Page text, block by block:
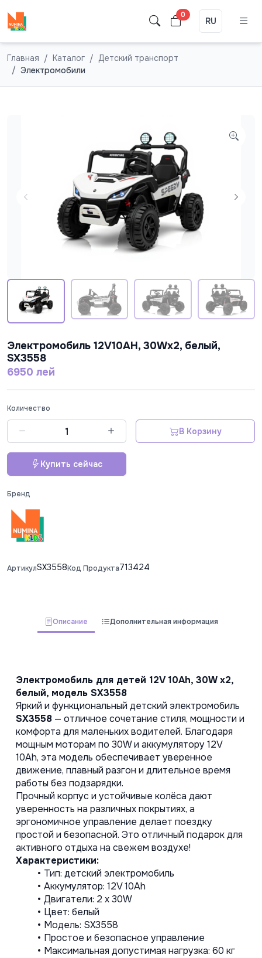
0
RU
Главная Каталог
Детский транспорт
Электромобили
Электромобиль 12V10AH, 30Wx2, белый,
SX3558
6950 лей
Количество
В Корзину
Купить сейчас
Бренд
АртикулSX3558Код Продукта713424
Описание Дополнительная информация
Электромобиль для детей 12V 10Ah, 30W x2,
белый, модель SX3558
SX3558 — отличное сочетание стиля, мощности и
комфорта для маленьких водителей. Благодаря
мощным моторам по 30W и аккумулятору 12V
10Ah, эта модель обеспечивает уверенное
движение, плавный разгон и длительное время
работы без подзарядки.
Прочный корпус и устойчивые колёса дают
уверенность на различных покрытиях, а
эргономичное управление делает поездку
простой и безопасной. Это отличный подарок для
активного отдыха на свежем воздухе!
Характеристики:
Тип: детский электромобиль
Аккумулятор: 12V 10Ah
Двигатели: 2 х 30W
Цвет: белый
Модель: SX3558
Простое и безопасное управление
Максимальная допустимая нагрузка: 60 кг